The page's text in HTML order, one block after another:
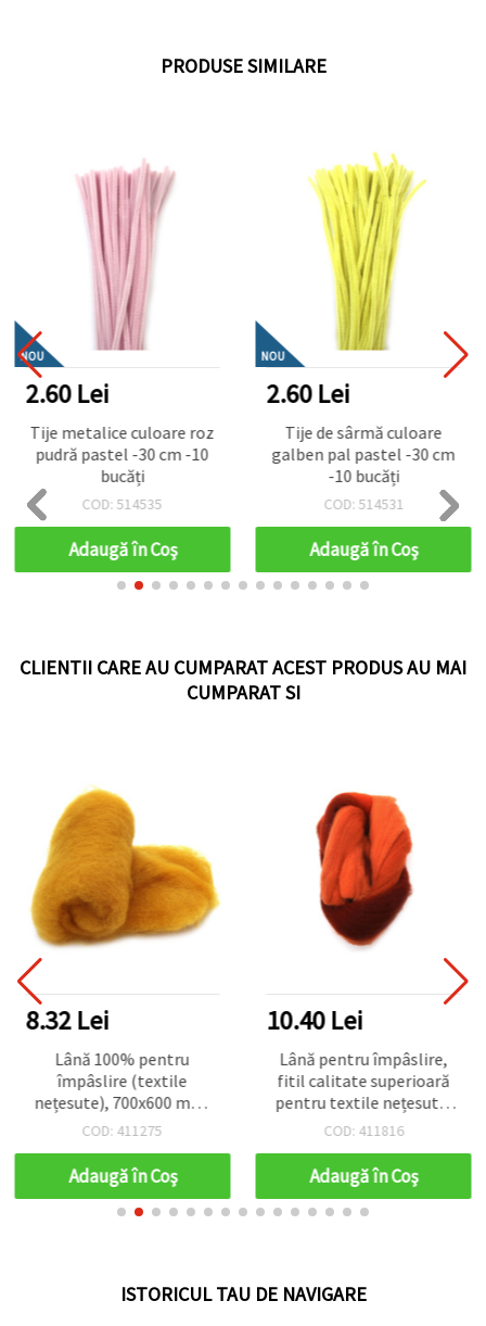
PRODUSE SIMILARE
NOU
2.60 Lei
Tije metalice culoare roz
pudră pastel -30 cm -10
bucăți
COD: 514535
Adaugă în Coş
NOU
2.60 Lei
Tije de sârmă culoare
galben pal pastel -30 cm
-10 bucăți
COD: 514531
Adaugă în Coş
CLIENTII CARE AU CUMPARAT ACEST PRODUS AU MAI
CUMPARAT SI
8.32 Lei
Lână 100% pentru
împâslire (textile
nețesute), 700x600 mm,
Calitate Extra, Muștar - 50
COD: 411275
Adaugă în Coş
10.40 Lei
Lână pentru împâslire,
fitil calitate superioară
pentru textile nețesute,
nuanțe de scorțișoară - 50
COD: 411816
Adaugă în Coş
ISTORICUL TAU DE NAVIGARE